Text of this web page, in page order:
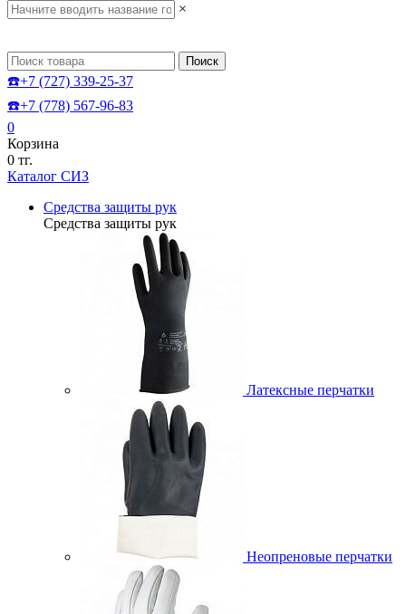
×
Поиск
☎️+7 (727) 339-25-37
☎️+7 (778) 567-96-83
0
Корзина
0 тг.
Каталог СИЗ
Средства защиты рук
Средства защиты рук
Латексные перчатки
Неопреновые перчатки